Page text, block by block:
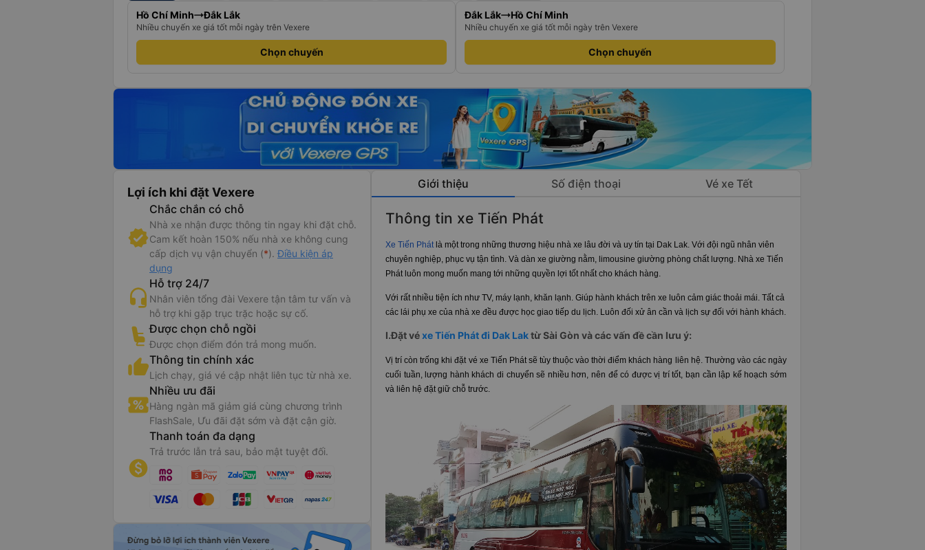
Hồ Chí Minh Đắk Lắk
Nhiều chuyến xe giá tốt mỗi ngày trên Vexere
Chọn chuyến
Đắk Lắk Hồ Chí Minh
Nhiều chuyến xe giá tốt mỗi ngày trên Vexere
Chọn chuyến
Lợi ích khi đặt Vexere
Chắc chắn có chỗ
Nhà xe nhận được thông tin ngay khi đặt chỗ.
Cam kết hoàn 150% nếu nhà xe không cung
cấp dịch vụ vận chuyển (*). Điều kiện áp
dụng
Hỗ trợ 24/7
Nhân viên tổng đài Vexere tận tâm tư vấn và
hỗ trợ khi gặp trục trặc hoặc sự cố.
Được chọn chỗ ngồi
Được chọn điểm đón trả mong muốn.
Thông tin chính xác
Lịch chạy, giá vé cập nhật liên tục từ nhà xe.
Nhiều ưu đãi
Hàng ngàn mã giảm giá cùng chương trình
FlashSale, Ưu đãi đặt sớm và đặt cận giờ.
Thanh toán đa dạng
Trả trước lẫn trả sau, bảo mật tuyệt đối.
Giới thiệu Số điện thoại Vé xe Tết
Thông tin xe Tiến Phát
Xe Tiến Phát là một trong những thương hiệu nhà xe lâu đời và uy tín tại Dak Lak. Với đội ngũ nhân viên
chuyên nghiệp, phục vụ tận tình. Và dàn xe giường nằm, limousine giường phòng chất lượng. Nhà xe Tiến
Phát luôn mong muốn mang tới những quyền lợi tốt nhất cho khách hàng.
Với rất nhiều tiện ích như TV, máy lạnh, khăn lạnh. Giúp hành khách trên xe luôn cảm giác thoải mái. Tất cả
các lái phụ xe của nhà xe đều được học giao tiếp du lịch. Luôn đối xử ân cần và lịch sự đối với hành khách.
I.Đặt véxe Tiến Phát đi Dak Laktừ Sài Gòn và các vấn đề cần lưu ý:
Vị trí còn trống khi đặt vé xe Tiến Phát sẽ tùy thuộc vào thời điểm khách hàng liên hệ. Thường vào các ngày
cuối tuần, lượng hành khách di chuyển sẽ nhiều hơn, nên để có được vị trí tốt, bạn cần lập kế hoạch sớm
và liên hệ đặt giữ chỗ trước.